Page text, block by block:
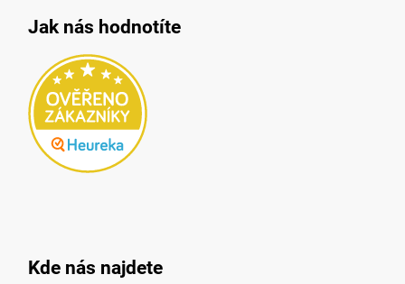
Jak nás hodnotíte
Kde nás najdete